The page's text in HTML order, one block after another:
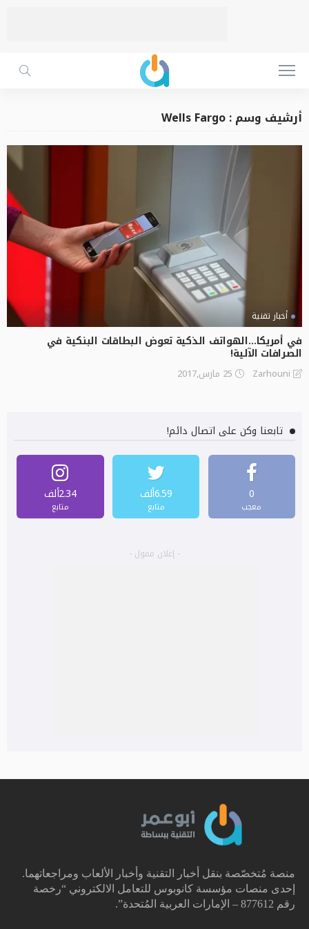
أرشيف وسم : Wells Fargo
أخبار تقنية
في أمريكا…الهواتف الذكية تعوض البطاقات البنكية في
الصرافات الآلية!
Zarhouni 25 مارس,2017
تابعنا وكن على اتصال دائم!
0
معجب
6.59ألف
متابع
2.34ألف
متابع
- إعلان ممول -
منصة مُتخصّصة بنقل أخبار التقنية وأخبار الألعاب ومراجعاتهما.
إحدى منصات مؤسسة كانوبوس للتعامل الالكتروني “رخصة
رقم 877612 – الإمارات العربية المُتحدة”.